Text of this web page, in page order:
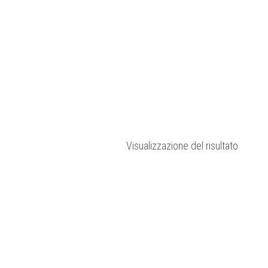
Visualizzazione del risultato